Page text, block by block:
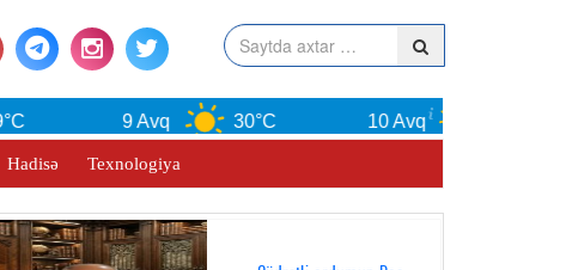
9 Avq 30°C 10 Avq
Hadisə Texnologiya